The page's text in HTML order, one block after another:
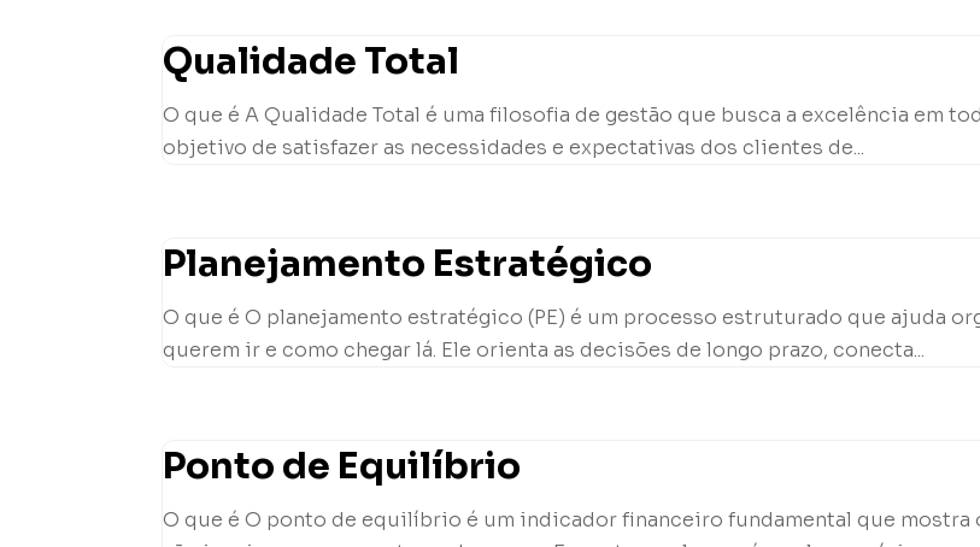
Qualidade Total
O que é A Qualidade Total é uma filosofia de gestão que busca a excelência em
objetivo de satisfazer as necessidades e expectativas dos clientes de...
Planejamento Estratégico
O que é O planejamento estratégico (PE) é um processo estruturado que ajuda
querem ir e como chegar lá. Ele orienta as decisões de longo prazo, conecta...
Ponto de Equilíbrio
O que é O ponto de equilíbrio é um indicador financeiro fundamental que mostra